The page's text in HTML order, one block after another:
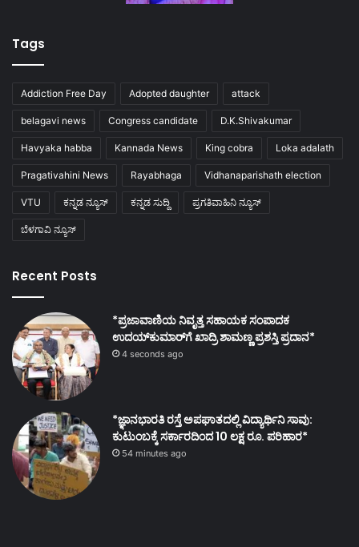
Tags
Addiction Free Day Adopted daughter attack
belagavi news Congress candidate D.K.Shivakumar
Havyaka habba Kannada News King cobra Loka adalath
Pragativahini News Rayabhaga Vidhanaparishath election
VTU ಕನ್ನಡ ನ್ಯೂಸ್ ಕನ್ನಡ ಸುದ್ದಿ ಪ್ರಗತಿವಾಹಿನಿ ನ್ಯೂಸ್
ಬೆಳಗಾವಿ ನ್ಯೂಸ್
Recent Posts
*ಪ್ರಜಾವಾಣಿಯ ನಿವೃತ್ತ ಸಹಾಯಕ ಸಂಪಾದಕ
ಉದಯ್‌ಕುಮಾರ್‌ಗೆ ಖಾದ್ರಿ ಶಾಮಣ್ಣ ಪ್ರಶಸ್ತಿ ಪ್ರದಾನ*
4 seconds ago
*ಜ್ಞಾನಭಾರತಿ ರಸ್ತೆ ಅಪಘಾತದಲ್ಲಿ ವಿದ್ಯಾರ್ಥಿನಿ ಸಾವು:
ಕುಟುಂಬಕ್ಕೆ ಸರ್ಕಾರದಿಂದ 10 ಲಕ್ಷ ರೂ. ಪರಿಹಾರ*
54 minutes ago